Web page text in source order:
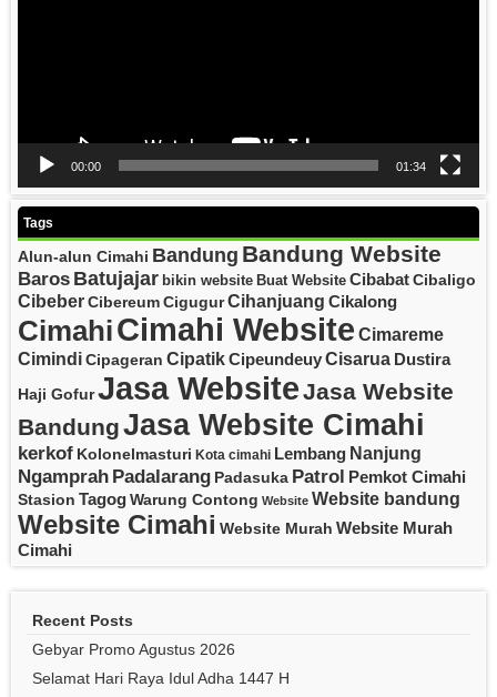
00:00 01:34
Tags
Alun-alun Cimahi Bandung Bandung Website
Baros Batujajar bikin website Buat Website CibabatCibaligo
CibeberCibereumCigugurCihanjuang Cikalong
CimahiCimahi Website Cimareme
CimindiCipageran CipatikCipeundeuyCisarua Dustira
Haji Gofur Jasa WebsiteJasa Website
BandungJasa Website Cimahi
kerkof Kolonelmasturi Kota cimahi Lembang Nanjung
Ngamprah Padalarang Padasuka Patrol Pemkot Cimahi
Stasion TagogWarung Contong Website Website bandung
Website Cimahi Website Murah Website Murah
Cimahi
Recent Posts
Gebyar Promo Agustus 2026
Selamat Hari Raya Idul Adha 1447 H